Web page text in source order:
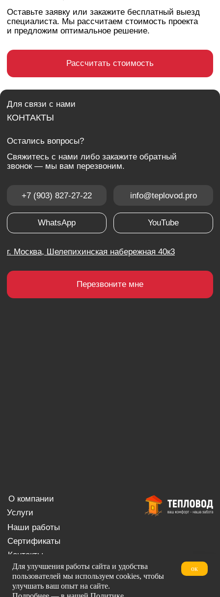
Для улучшения работы сайта и удобства
пользователей мы используем cookies, чтобы
улучшать ваш опыт на сайте.
ок